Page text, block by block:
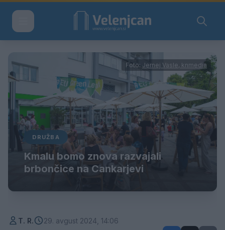
Foto: Jernej Vasle, knmedia
DRUŽBA
Kmalu bomo znova razvajali
brbončice na Cankarjevi
T. R.
29. avgust 2024, 14:06